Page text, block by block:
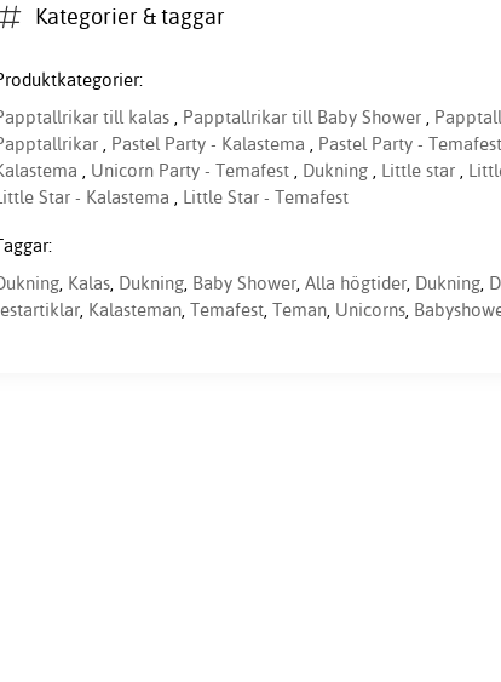
Kategorier & taggar
till kalas , Papptallrikar till Baby Shower ,
, Pastel Party - Kalastema , Pastel Party - Temafest
, Unicorn Party - Temafest , Dukning , Little star ,
Star - Kalastema , Little Star - Temafest
, Kalas, Dukning, Baby Shower, Alla högtider, Dukning,
, Kalasteman, Temafest, Teman, Unicorns,